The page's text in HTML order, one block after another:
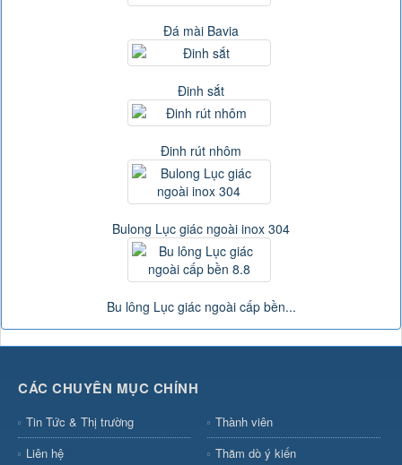
Đá mài Bavia
Đinh sắt
Đinh rút nhôm
Bulong Lục giác ngoài inox 304
Bu lông Lục giác ngoài cấp bền...
CÁC CHUYÊN MỤC CHÍNH
Tin Tức & Thị trường
Thành viên
Liên hệ
Thăm dò ý kiến